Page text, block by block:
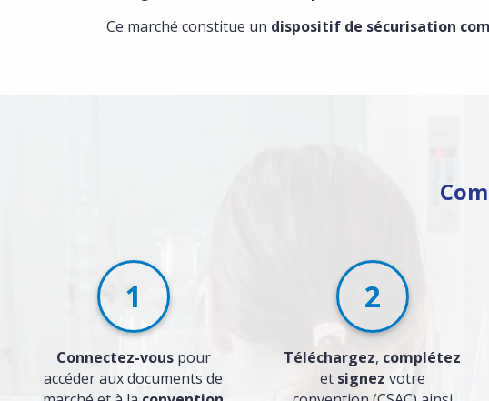
Ce marché constitue un dispositif de sécurisation
1
Connectez-vouspour
accéder aux documents de
2
Téléchargez, complétez
et signez votre